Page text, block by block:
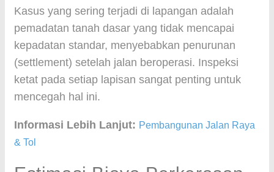
Kasus yang sering terjadi di lapangan adalah
pemadatan tanah dasar yang tidak mencapai
kepadatan standar, menyebabkan penurunan
(settlement) setelah jalan beroperasi. Inspeksi
ketat pada setiap lapisan sangat penting untuk
mencegah hal ini.
Informasi Lebih Lanjut: Pembangunan Jalan Raya
& Tol